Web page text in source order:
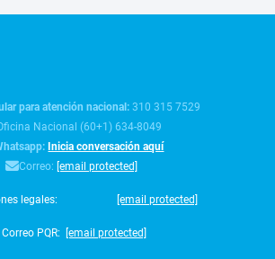
para atención nacional:310 315 7529
Nacional (60+1) 634-8049
Inicia conversación aquí
Correo: [email protected]
legales: [email protected]
Correo PQR: [email protected]